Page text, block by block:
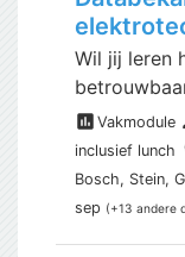
Wil jij leren
assessment Vakmodule
inclusief lunch
Bosch, Stein,
sep (+13 andere